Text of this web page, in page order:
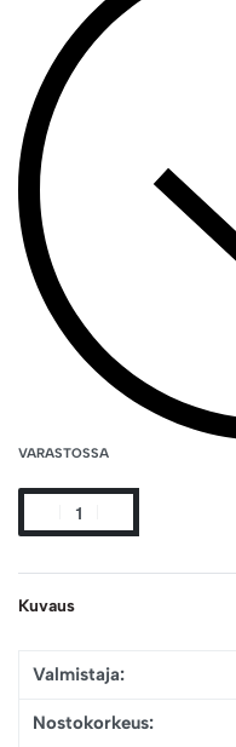
VARASTOSSA
Kuvaus
Valmistaja:
Nostokorkeus: